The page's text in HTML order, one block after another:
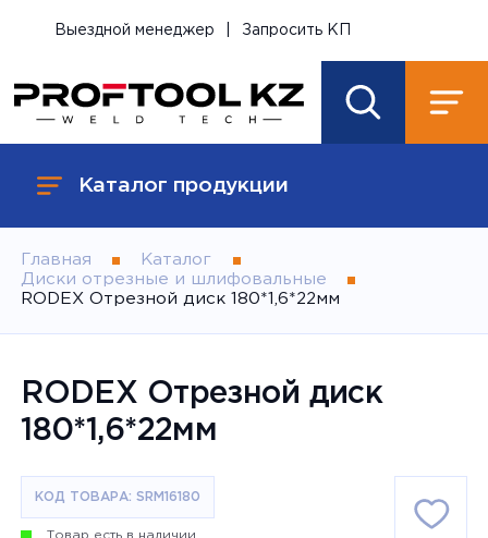
Выездной менеджер Запросить КП
Каталог продукции
Главная
Каталог
Диски отрезные и шлифовальные
RODEX Отрезной диск 180*1,6*22мм
RODEX Отрезной диск
180*1,6*22мм
КОД ТОВАРА: SRM16180